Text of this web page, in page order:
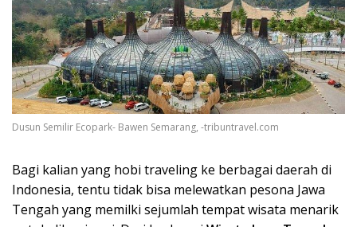
Dusun Semilir Ecopark- Bawen Semarang, -tribuntravel.com
Bagi kalian yang hobi traveling ke berbagai daerah di
Indonesia, tentu tidak bisa melewatkan pesona Jawa
Tengah yang memilki sejumlah tempat wisata menarik